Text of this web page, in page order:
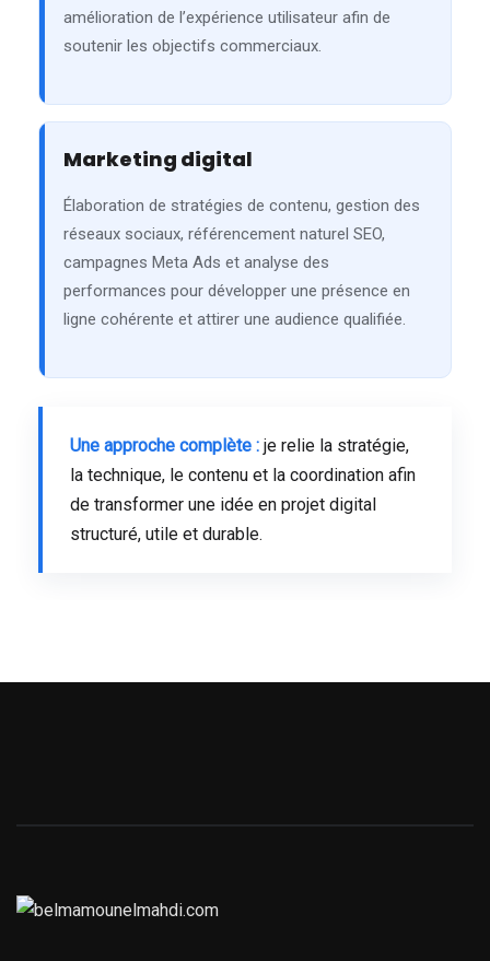
amélioration de l’expérience utilisateur afin de
soutenir les objectifs commerciaux.
Marketing digital
Élaboration de stratégies de contenu, gestion des
réseaux sociaux, référencement naturel SEO,
campagnes Meta Ads et analyse des
performances pour développer une présence en
ligne cohérente et attirer une audience qualifiée.
Une approche complète : je relie la stratégie,
la technique, le contenu et la coordination afin
de transformer une idée en projet digital
structuré, utile et durable.